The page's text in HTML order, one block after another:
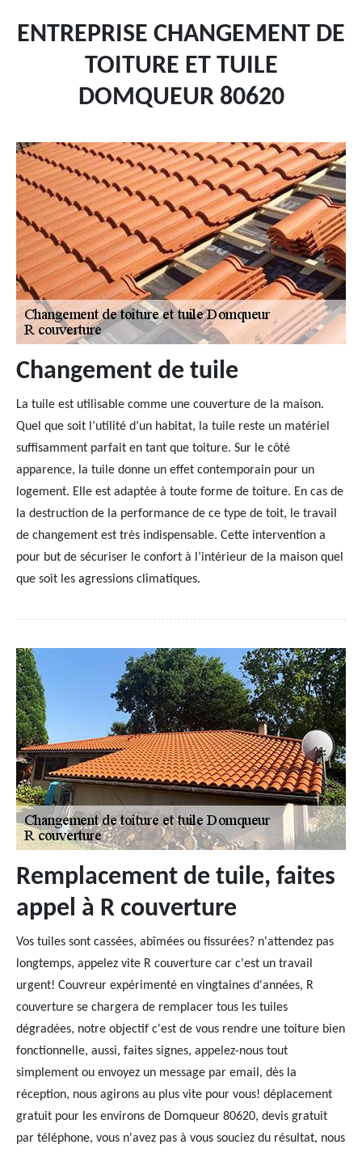
ENTREPRISE CHANGEMENT DE
TOITURE ET TUILE
DOMQUEUR 80620
Changement de tuile
La tuile est utilisable comme une couverture de la maison.
Quel que soit l’utilité d’un habitat, la tuile reste un matériel
suffisamment parfait en tant que toiture. Sur le côté
apparence, la tuile donne un effet contemporain pour un
logement. Elle est adaptée à toute forme de toiture. En cas de
la destruction de la performance de ce type de toit, le travail
de changement est très indispensable. Cette intervention a
pour but de sécuriser le confort à l’intérieur de la maison quel
que soit les agressions climatiques.
Remplacement de tuile, faites
appel à R couverture
Vos tuiles sont cassées, abîmées ou fissurées? n'attendez pas
longtemps, appelez vite R couverture car c'est un travail
urgent! Couvreur expérimenté en vingtaines d'années, R
couverture se chargera de remplacer tous les tuiles
dégradées, notre objectif c'est de vous rendre une toiture bien
fonctionnelle, aussi, faites signes, appelez-nous tout
simplement ou envoyez un message par email, dès la
réception, nous agirons au plus vite pour vous! déplacement
gratuit pour les environs de Domqueur 80620, devis gratuit
par téléphone, vous n'avez pas à vous souciez du résultat, nous